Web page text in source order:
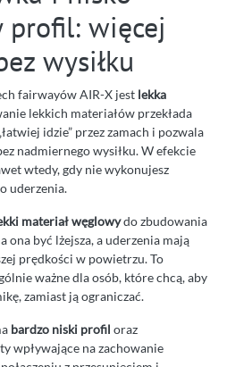
profil: więcej
wysiłku
fairwayów AIR-X jest lekka
lekkich materiałów przekłada
idzie” przez zamach i pozwala
nadmiernego wysiłku. W efekcie
wtedy, gdy nie wykonujesz
uderzenia.
materiał węglowydo zbudowania
ona być lżejsza, a uderzenia mają
prędkości w powietrzu. To
ważne dla osób, które chcą, aby
zamiast ją ograniczać.
bardzo niski profil oraz
wpływające na zachowanie